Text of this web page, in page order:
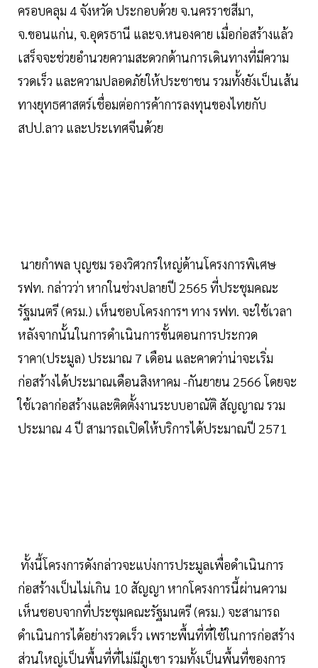
ครอบคลุม 4 จังหวัด ประกอบด้วย จ.นครราชสีมา,
จ.ขอนแก่น, จ.อุดรธานี และจ.หนองคาย เมื่อก่อสร้างแล้ว
เสร็จจะช่วยอำนวยความสะดวกด้านการเดินทางที่มีความ
รวดเร็ว และความปลอดภัยให้ประชาชน รวมทั้งยังเป็นเส้น
ทางยุทธศาสตร์เชื่อมต่อการค้าการลงทุนของไทยกับ
สปป.ลาว และประเทศจีนด้วย
นายกำพล บุญชม รองวิศวกรใหญ่ด้านโครงการพิเศษ
รฟท. กล่าวว่า หากในช่วงปลายปี 2565 ที่ประชุมคณะ
รัฐมนตรี (ครม.) เห็นชอบโครงการฯ ทาง รฟท. จะใช้เวลา
หลังจากนั้นในการดำเนินการขั้นตอนการประกวด
ราคา(ประมูล) ประมาณ 7 เดือน และคาดว่าน่าจะเริ่ม
ก่อสร้างได้ประมาณเดือนสิงหาคม -กันยายน 2566 โดยจะ
ใช้เวลาก่อสร้างและติดตั้งงานระบบอาณัติ สัญญาณ รวม
ประมาณ 4 ปี สามารถเปิดให้บริการได้ประมาณปี 2571
ทั้งนี้โครงการดังกล่าวจะแบ่งการประมูลเพื่อดำเนินการ
ก่อสร้างเป็นไม่เกิน 10 สัญญา หากโครงการนี้ผ่านความ
เห็นชอบจากที่ประชุมคณะรัฐมนตรี (ครม.) จะสามารถ
ดำเนินการได้อย่างรวดเร็ว เพราะพื้นที่ที่ใช้ในการก่อสร้าง
ส่วนใหญ่เป็นพื้นที่ที่ไม่มีภูเขา รวมทั้งเป็นพื้นที่ของการ